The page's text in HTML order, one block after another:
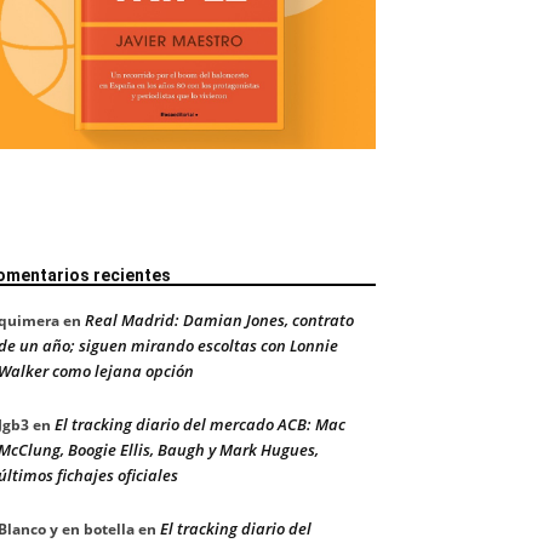
recientes
en Real Madrid: Damian Jones, contrato
un año; siguen mirando escoltas con Lonnie
como lejana opción
en El tracking diario del mercado ACB: Mac
Boogie Ellis, Baugh y Mark Hugues,
fichajes oficiales
y en botellaen El tracking diario del